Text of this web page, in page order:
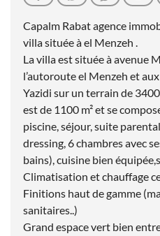
Capalm Rabat agence
villa située à el Menzeh .
La villa est située à avenue
l’autoroute el Menzeh et
Yazidi sur un terrain de
est de 1100 m² et se
piscine, séjour, suite
dressing, 6 chambres avec
bains), cuisine bien
Climatisation et chauffage
Finitions haut de gamme
sanitaires..)
Grand espace vert bien